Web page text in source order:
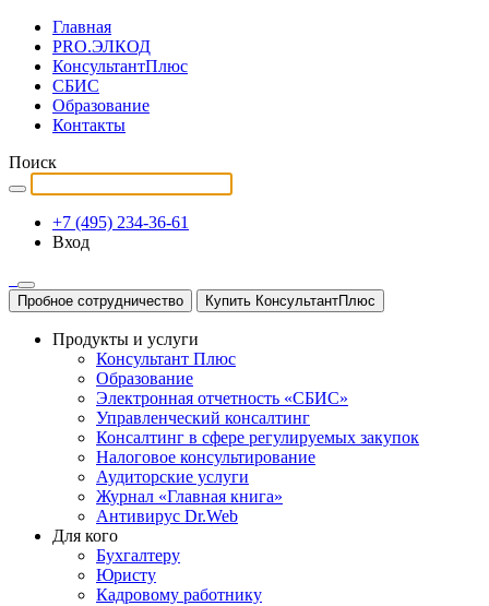
Главная
PRO.ЭЛКОД
КонсультантПлюс
СБИС
Образование
Контакты
Поиск
+7 (495) 234-36-61
Вход
Пробное сотрудничество Купить КонсультантПлюс
Продукты и услуги
Консультант Плюс
Образование
Электронная отчетность «СБИС»
Управленческий консалтинг
Консалтинг в сфере регулируемых закупок
Налоговое консультирование
Аудиторские услуги
Журнал «Главная книга»
Антивирус Dr.Web
Для кого
Бухгалтеру
Юристу
Кадровому работнику